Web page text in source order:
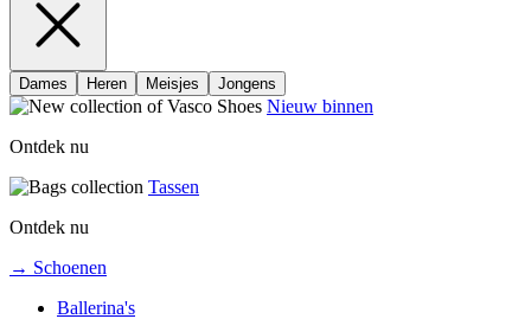
Dames Heren Meisjes Jongens
Nieuw binnen
Ontdek nu
Tassen
Ontdek nu
→ Schoenen
Ballerina's